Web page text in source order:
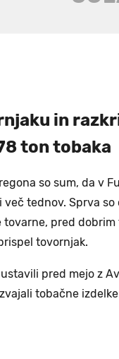
in
ton tobaka
so sum, da v
tednov. Sprva
pred
tovornjak.
pred mejo z
tobačne